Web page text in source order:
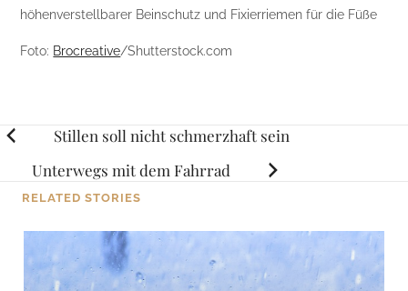
höhenverstellbarer Beinschutz und Fixierriemen für die Füße
Foto: Brocreative/Shutterstock.com
Posts
navigation
Stillen soll nicht schmerzhaft sein
Unterwegs mit dem Fahrrad
RELATED STORIES